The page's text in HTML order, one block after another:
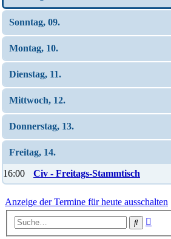
Sonntag, 09.
Montag, 10.
Dienstag, 11.
Mittwoch, 12.
Donnerstag, 13.
Freitag, 14.
16:00 Civ - Freitags-Stammtisch
Anzeige der Termine für heute ausschalten
Suche